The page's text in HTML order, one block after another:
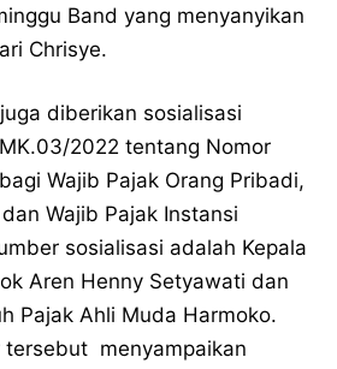
Band yang menyanyikan
Chrisye.
diberikan sosialisasi
2022 tentang Nomor
Wajib Pajak Orang Pribadi,
Wajib Pajak Instansi
sosialisasi adalah Kepala
Aren Henny Setyawati dan
Pajak Ahli Muda Harmoko.
tersebut menyampaikan